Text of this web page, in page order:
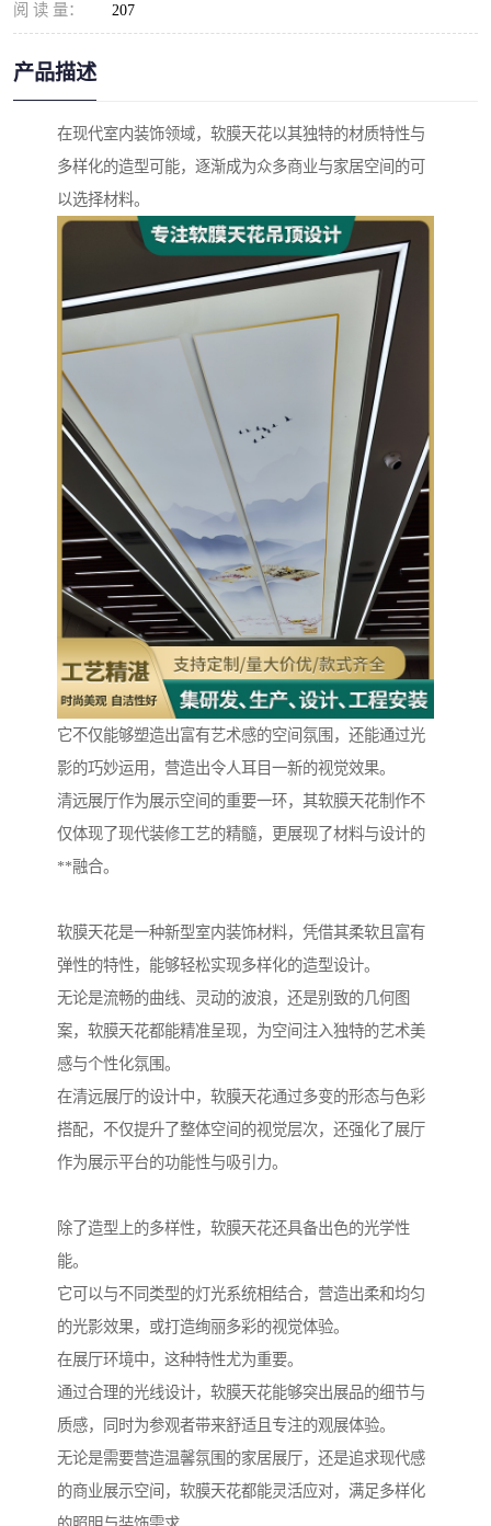
阅 读 量： 207
产品描述
在现代室内装饰领域，软膜天花以其独特的材质特性与
多样化的造型可能，逐渐成为众多商业与家居空间的可
以选择材料。
它不仅能够塑造出富有艺术感的空间氛围，还能通过光
影的巧妙运用，营造出令人耳目一新的视觉效果。
清远展厅作为展示空间的重要一环，其软膜天花制作不
仅体现了现代装修工艺的精髓，更展现了材料与设计的
**融合。
软膜天花是一种新型室内装饰材料，凭借其柔软且富有
弹性的特性，能够轻松实现多样化的造型设计。
无论是流畅的曲线、灵动的波浪，还是别致的几何图
案，软膜天花都能精准呈现，为空间注入独特的艺术美
感与个性化氛围。
在清远展厅的设计中，软膜天花通过多变的形态与色彩
搭配，不仅提升了整体空间的视觉层次，还强化了展厅
作为展示平台的功能性与吸引力。
除了造型上的多样性，软膜天花还具备出色的光学性
能。
它可以与不同类型的灯光系统相结合，营造出柔和均匀
的光影效果，或打造绚丽多彩的视觉体验。
在展厅环境中，这种特性尤为重要。
通过合理的光线设计，软膜天花能够突出展品的细节与
质感，同时为参观者带来舒适且专注的观展体验。
无论是需要营造温馨氛围的家居展厅，还是追求现代感
的商业展示空间，软膜天花都能灵活应对，满足多样化